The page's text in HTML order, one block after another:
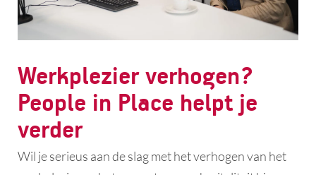
Werkplezier verhogen?
People in Place helpt je
verder
Wil je serieus aan de slag met het verhogen van het